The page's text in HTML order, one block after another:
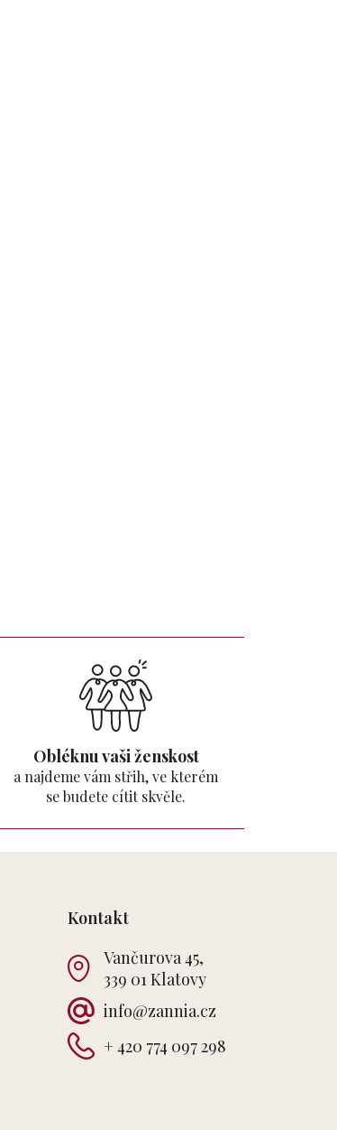
Obléknu vaši ženskost
a najdeme vám střih, ve kterém
se budete cítit skvěle.
Kontakt
Vančurova 45,
339 01 Klatovy
info@zannia.cz
+ 420 774 097 298